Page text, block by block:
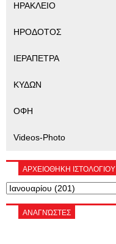
ΗΡΑΚΛΕΙΟ
ΗΡΟΔΟΤΟΣ
ΙΕΡΑΠΕΤΡΑ
ΚΥΔΩΝ
ΟΦΗ
Videos-Photo
ΑΡΧΕΙΟΘΗΚΗ ΙΣΤΟΛΟΓΙΟΥ
ΑΝΑΓΝΏΣΤΕΣ